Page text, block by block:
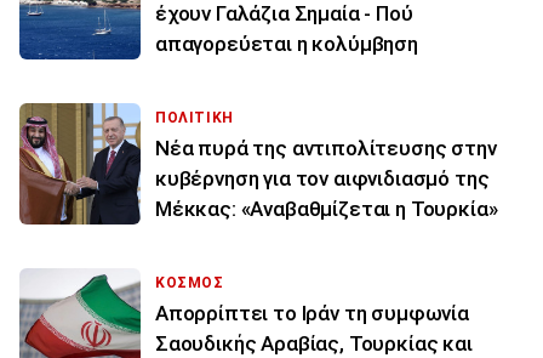
έχουν Γαλάζια Σημαία - Πού
απαγορεύεται η κολύμβηση
ΠΟΛΙΤΙΚΗ
Νέα πυρά της αντιπολίτευσης στην
κυβέρνηση για τον αιφνιδιασμό της
Μέκκας: «Αναβαθμίζεται η Τουρκία»
ΚΟΣΜΟΣ
Απορρίπτει το Ιράν τη συμφωνία
Σαουδικής Αραβίας, Τουρκίας και